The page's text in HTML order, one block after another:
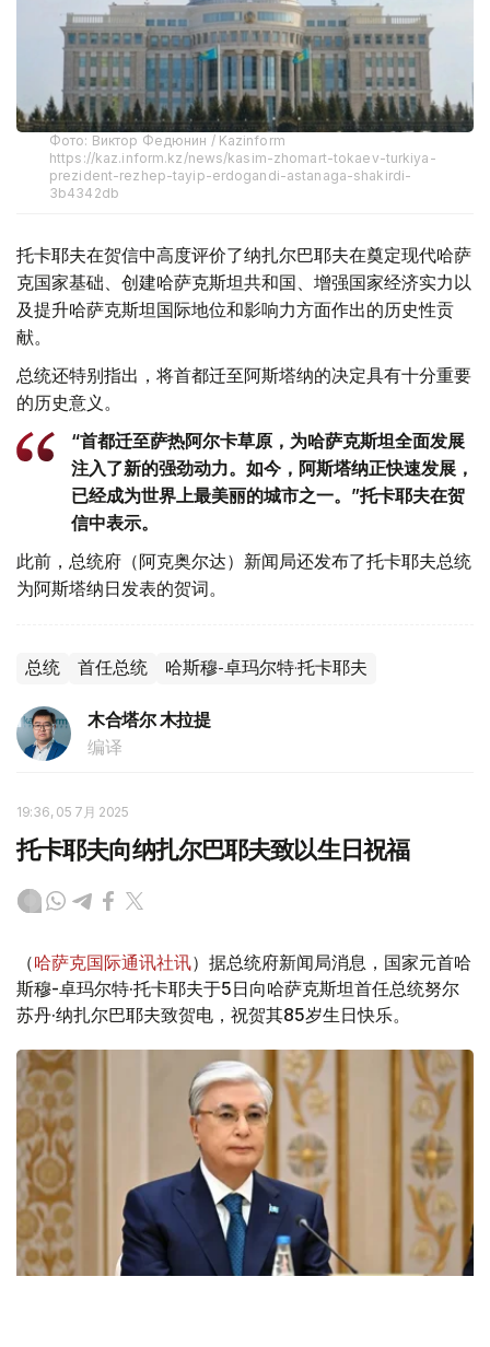
Фото: Виктор Федюнин / Kazinform
https://kaz.inform.kz/news/kasim-zhomart-tokaev-turkiya-
prezident-rezhep-tayip-erdogandi-astanaga-shakirdi-
3b4342db
托卡耶夫在贺信中高度评价了纳扎尔巴耶夫在奠定现代哈萨
克国家基础、创建哈萨克斯坦共和国、增强国家经济实力以
及提升哈萨克斯坦国际地位和影响力方面作出的历史性贡
献。
总统还特别指出，将首都迁至阿斯塔纳的决定具有十分重要
的历史意义。
“首都迁至萨热阿尔卡草原，为哈萨克斯坦全面发展
注入了新的强劲动力。如今，阿斯塔纳正快速发展，
已经成为世界上最美丽的城市之一。”托卡耶夫在贺
信中表示。
此前，总统府（阿克奥尔达）新闻局还发布了托卡耶夫总统
为阿斯塔纳日发表的贺词。
总统 首任总统 哈斯穆-卓玛尔特·托卡耶夫
木合塔尔 木拉提
编译
19:36, 05 7月 2025
托卡耶夫向纳扎尔巴耶夫致以生日祝福
（哈萨克国际通讯社讯）据总统府新闻局消息，国家元首哈
斯穆-卓玛尔特·托卡耶夫于5日向哈萨克斯坦首任总统努尔
苏丹·纳扎尔巴耶夫致贺电，祝贺其85岁生日快乐。